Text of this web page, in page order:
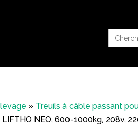
Search
for:
» Treuils à câble passant
NEO, 600-1000kg, 208v,